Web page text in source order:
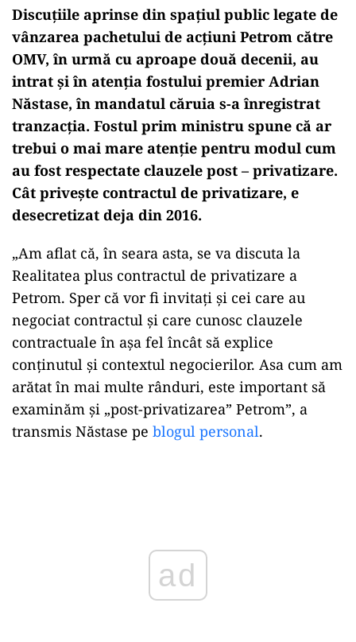
Discuțiile aprinse din spațiul public legate de
vânzarea pachetului de acțiuni Petrom către
OMV, în urmă cu aproape două decenii, au
intrat și în atenția fostului premier Adrian
Năstase, în mandatul căruia s-a înregistrat
tranzacția. Fostul prim ministru spune că ar
trebui o mai mare atenție pentru modul cum
au fost respectate clauzele post – privatizare.
Cât privește contractul de privatizare, e
desecretizat deja din 2016.
„Am aflat că, în seara asta, se va discuta la
Realitatea plus contractul de privatizare a
Petrom. Sper că vor fi invitați și cei care au
negociat contractul și care cunosc clauzele
contractuale în așa fel încât să explice
conținutul și contextul negocierilor. Asa cum am
arătat în mai multe rânduri, este important să
examinăm și „post-privatizarea” Petrom”, a
transmis Năstase pe blogul personal.